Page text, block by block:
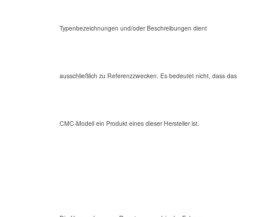
Typenbezeichnungen und/oder Beschreibungen dient
ausschließlich zu Referenzzwecken. Es bedeutet nicht, dass das
CMC-Modell ein Produkt eines dieser Hersteller ist.